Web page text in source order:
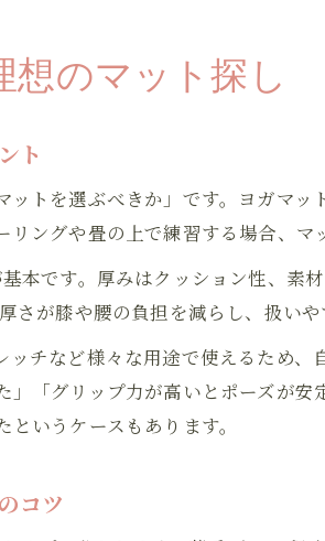
な練習に向けたヨガマット厚さの選び
ヨガに最適なマット厚さは何ミリが目
ヨガ初心者が知っておきたい厚みご
ガを充実させる厚手マット活用術
ヨガ練習で厚手マットを選ぶべき場面
自宅ヨガで活躍するおすすめ厚手マ
厚手ヨガマットが快適さを高める理
痛みを防ぐヨガマットの使いこなし
想のマット探し
ト
トを選ぶべきか」です。ヨガマ
ングや畳の上で練習する場合、マ
本です。厚みはクッション性、素
が膝や腰の負担を減らし、扱いや
チなど様々な用途で使えるため
「グリップ力が高いとポーズが
いうケースもあります。
コツ